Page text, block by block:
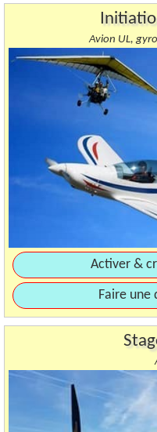
Avion UL,
Activer &
Faire une